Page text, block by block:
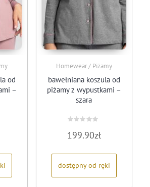
od
–
Homewear / Piżamy
bawełniana koszula od
piżamy z wypustkami –
szara
0
na
199.90zł
dostępny od ręki